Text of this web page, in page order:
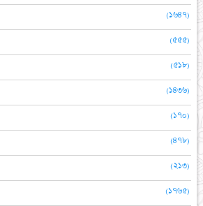
(১৬৪৭)
(৫৫৫)
(৫১৮)
(১৪৩৬)
(১৭০)
(৪৭৮)
(২১৩)
(১৭৬৫)